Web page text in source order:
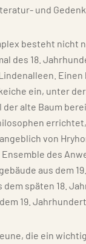
und
besteht nicht
des 18.
ein, unter
alte Baum
angeblich von
des
aus dem
dem späten 18.
19. Jahrhundert.
die ein